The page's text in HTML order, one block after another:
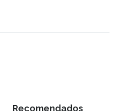
Recomendados